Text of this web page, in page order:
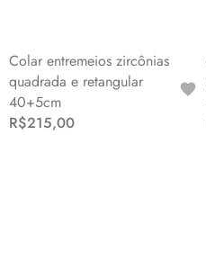
Colar entremeios zircônias
quadrada e retangular
40+5cm
R$215,00